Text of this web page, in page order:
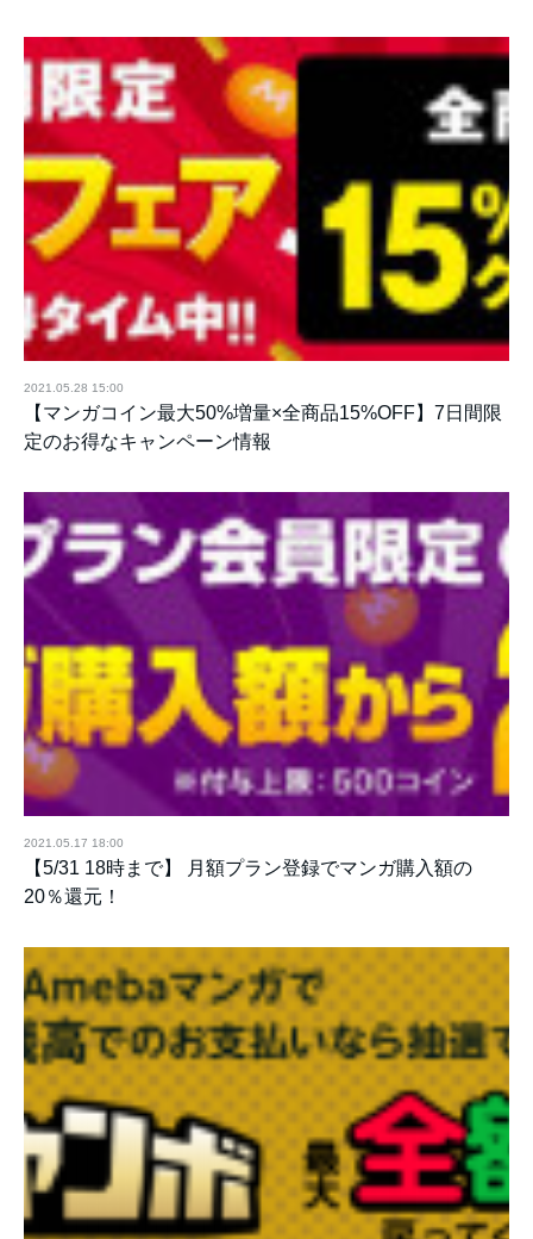
2021.05.28 15:00
【マンガコイン最大50%増量×全商品15%OFF】7日間限
定のお得なキャンペーン情報
2021.05.17 18:00
【5/31 18時まで】 月額プラン登録でマンガ購入額の
20％還元！